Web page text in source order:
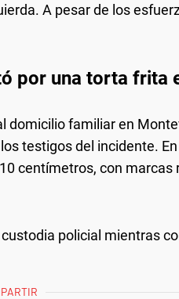
A pesar de los
por una torta frita
domicilio familiar en
testigos del incidente.
centímetros, con marcas
policial mientras